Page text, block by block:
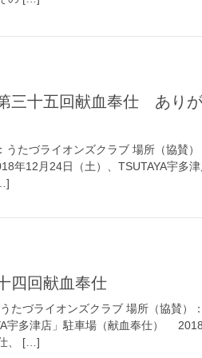
たづライオンズクラブ 場所（協賛）
12月24日（土）、TSUTAYA宇多
四回献血奉仕
たづライオンズクラブ 場所（協賛）
」駐車場（献血奉仕） 2018年
、 […]